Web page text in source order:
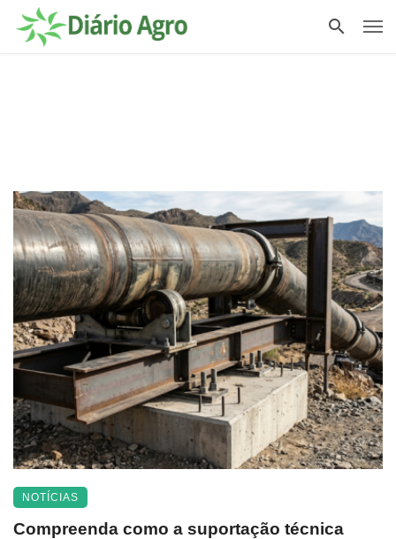
NOTÍCIAS
Compreenda como a suportação técnica